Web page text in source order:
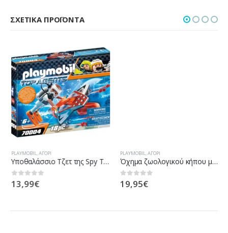
ΣΧΕΤΙΚΆ ΠΡΟΪΌΝΤΑ
PLAYMOBIL,ΑΓΌΡΙ
Υποθαλάσσιο Τζετ της Spy Team
0out of 5
13,99€
PLAYMOBIL,ΑΓΌΡΙ
Όχημα ζωολογικού κήπου με ρινόκερο
0out of 5
19,95€